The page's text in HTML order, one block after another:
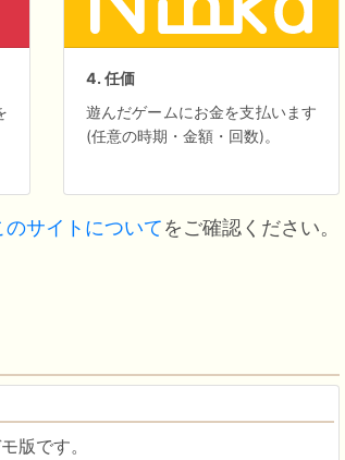
4. 任価
遊んだゲームにお金を支払います
(任意の時期・金額・回数)。
のサイトについてをご確認ください。
版です。